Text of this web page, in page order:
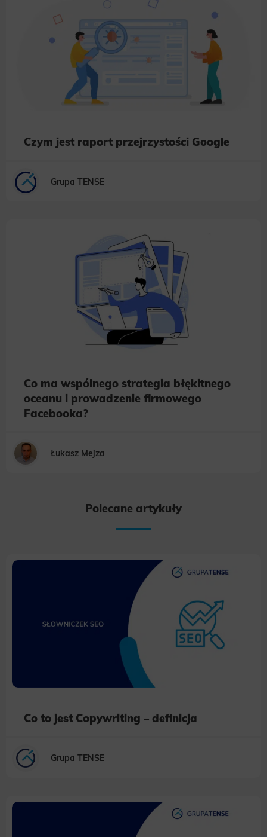
Czym jest raport przejrzystości Google
Grupa TENSE
Co ma wspólnego strategia błękitnego
oceanu i prowadzenie firmowego
Facebooka?
Łukasz Mejza
Polecane artykuły
Co to jest Copywriting – definicja
Grupa TENSE